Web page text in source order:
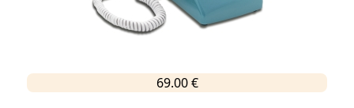
69.00 €